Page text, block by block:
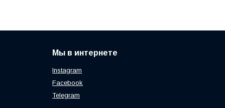
Мы в интернете
Instagram
Facebook
Telegram